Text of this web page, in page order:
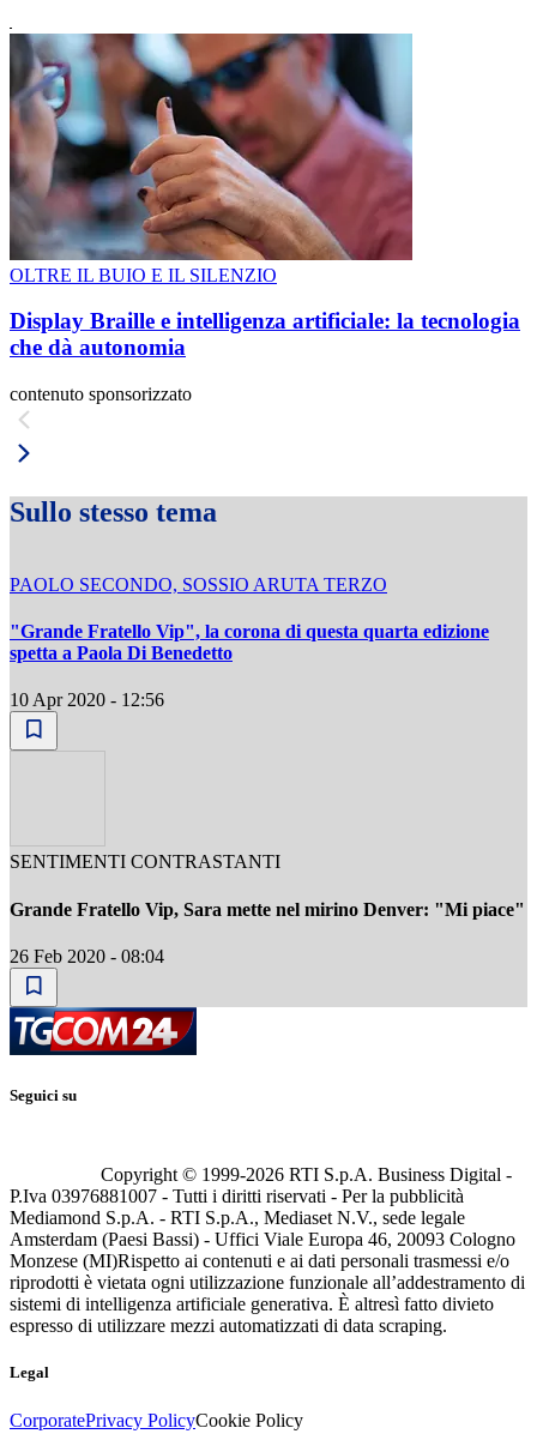
OLTRE IL BUIO E IL SILENZIO
Display Braille e intelligenza artificiale: la tecnologia
che dà autonomia
contenuto sponsorizzato
Sullo stesso tema
PAOLO SECONDO, SOSSIO ARUTA TERZO
"Grande Fratello Vip", la corona di questa quarta edizione
spetta a Paola Di Benedetto
10 Apr 2020 - 12:56
SENTIMENTI CONTRASTANTI
Grande Fratello Vip, Sara mette nel mirino Denver: "Mi piace"
26 Feb 2020 - 08:04
Seguici su
Copyright © 1999-2026 RTI S.p.A. Business Digital -
P.Iva 03976881007 - Tutti i diritti riservati - Per la pubblicità
Mediamond S.p.A. - RTI S.p.A., Mediaset N.V., sede legale
Amsterdam (Paesi Bassi) - Uffici Viale Europa 46, 20093 Cologno
Monzese (MI)Rispetto ai contenuti e ai dati personali trasmessi e/o
riprodotti è vietata ogni utilizzazione funzionale all’addestramento di
sistemi di intelligenza artificiale generativa. È altresì fatto divieto
espresso di utilizzare mezzi automatizzati di data scraping.
Legal
CorporatePrivacy PolicyCookie Policy